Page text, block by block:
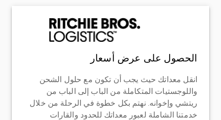
الحصول على عرض أسعار
انقل معداتك حيث يجب أن تكون مع حلول الشحن
واللوجستيات المتكاملة من الباب إلى الباب من
ريتشي وإخوانه. نهتم بكل خطوة في الرحلة من خلال
خدمتنا الشاملة لعبور معداتك للحدود والقارات